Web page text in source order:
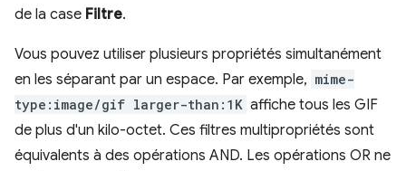
de la case Filtre.
Vous pouvez utiliser plusieurs propriétés simultanément
en les séparant par un espace. Par exemple, mime-
type:image/gif larger-than:1K affiche tous les GIF
de plus d'un kilo-octet. Ces filtres multipropriétés sont
équivalents à des opérations AND. Les opérations OR ne